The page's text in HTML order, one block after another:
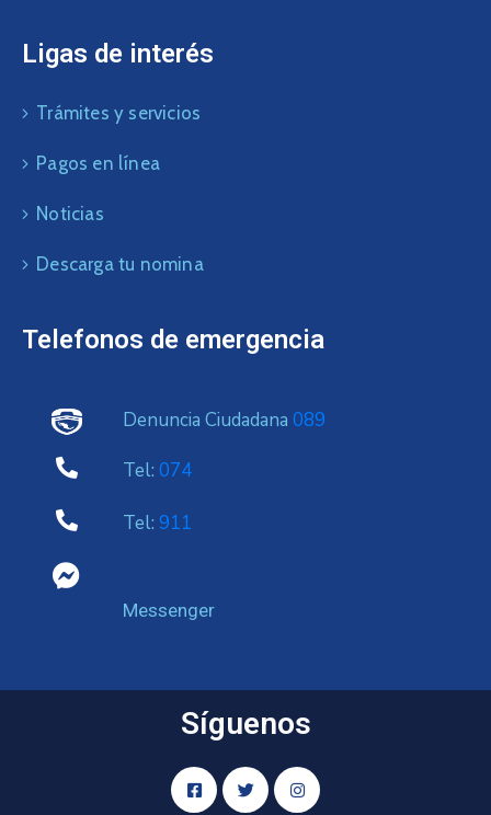
Ligas de interés
Trámites y servicios
Pagos en línea
Noticias
Descarga tu nomina
Telefonos de emergencia
Denuncia Ciudadana 089
Tel: 074
Tel: 911
Messenger
Síguenos